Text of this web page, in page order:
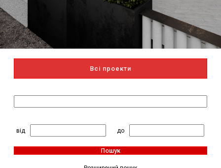
Всі проекти
від
до
Пошук